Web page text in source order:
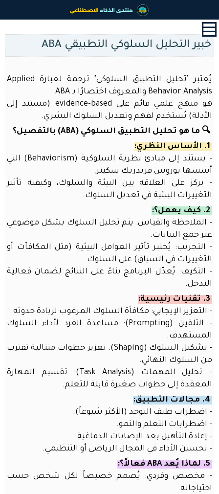
الرئيسية
البداية
الأخبار
المستجدات
جيش
المساعدين
اﻷذكياء
مشاريع
أعضاء
المنتدى
أدوات
الذكاء
الاصطناعي
للمدربين
أدوات
الذكاء
الاصطناعي
لريادة
الأعمال
أدوات
الذكاء
الاصطناعي
للمدرسين
الطلاب
قسم
الذاتي
الدورات
خدمات
الموقع
حقيبة
الذكية
اتصل
خبير التحليل السلوكي التطبيقي ABA
يُعتبر "تحليل التطبيق السلوكي" ترجمة لعبارة Applied
Behavior Analysis والمعروف اختصارًا بـ ABA.
هو منهج علمي قائم على evidence-based (مستند إلى
الأدلة) يُستخدم لفهم وتعديل السلوك البشري.
🔍 ما هو تحليل التطبيق السلوكي (ABA) بالتفصيل؟
- يستند إلى مبادئ نظرية السلوكية (Behaviorism) التي
أسسها بوروس فريدريك سكينر.
- يركز على العلاقة بين البيئة والسلوك، وكيفية تأثير
التغييرات البيئية في تعديل السلوك.
- الملاحظة والقياس: يتم تحليل السلوك بشكل موضوعي
عبر جمع البيانات.
- التجريب: يُختبر تأثير العوامل البيئية (مثل المكافآت أو
التغييرات في السياق) على السلوك.
- التكيف: يُعدّل البرنامج بناءً على النتائج لضمان فعالية
التدخل.
- التعزيز الإيجابي: مكافأة السلوك المرغوب لزيادة حدوثه.
- التلقين (Prompting): مساعدة الفرد لأداء السلوك
المستهدف.
- تشكيل السلوك (Shaping): تعزيز خطوات متتالية تقترب
من السلوك النهائي.
- تحليل المهمات (Task Analysis): تقسيم المهارة
المعقدة إلى خطوات صغيرة قابلة للتعلم.
- اضطراب طيف التوحد (الأكثر شيوعاً).
- اضطرابات التعلم والنمو.
- إعادة التأهيل بعد الإصابات الدماغية.
- تحسين الأداء في المجال الرياضي أو التنظيمي.
- مخصص وفردي: يُصمم خصيصاً لكل شخص حسب
احتياجاته.